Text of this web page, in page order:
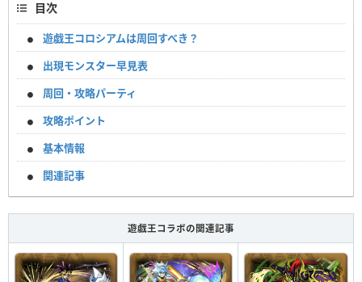
目次
遊戯王コロシアムは周回すべき？
出現モンスター早見表
周回・攻略パーティ
攻略ポイント
基本情報
関連記事
遊戯王コラボの関連記事